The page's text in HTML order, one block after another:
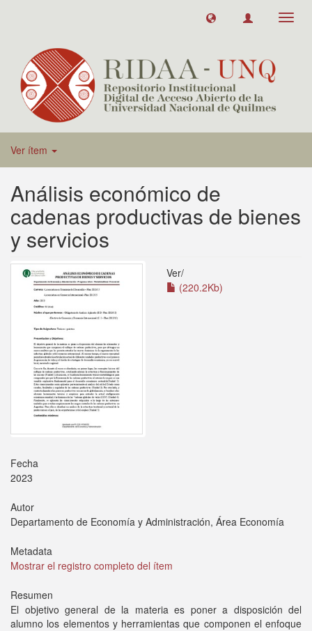
Ver ítem
Análisis económico de
cadenas productivas de bienes
y servicios
Ver/
(220.2Kb)
Fecha
2023
Autor
Departamento de Economía y Administración, Área Economía
Metadata
Mostrar el registro completo del ítem
Resumen
El objetivo general de la materia es poner a disposición del
alumno los elementos y herramientas que componen el enfoque